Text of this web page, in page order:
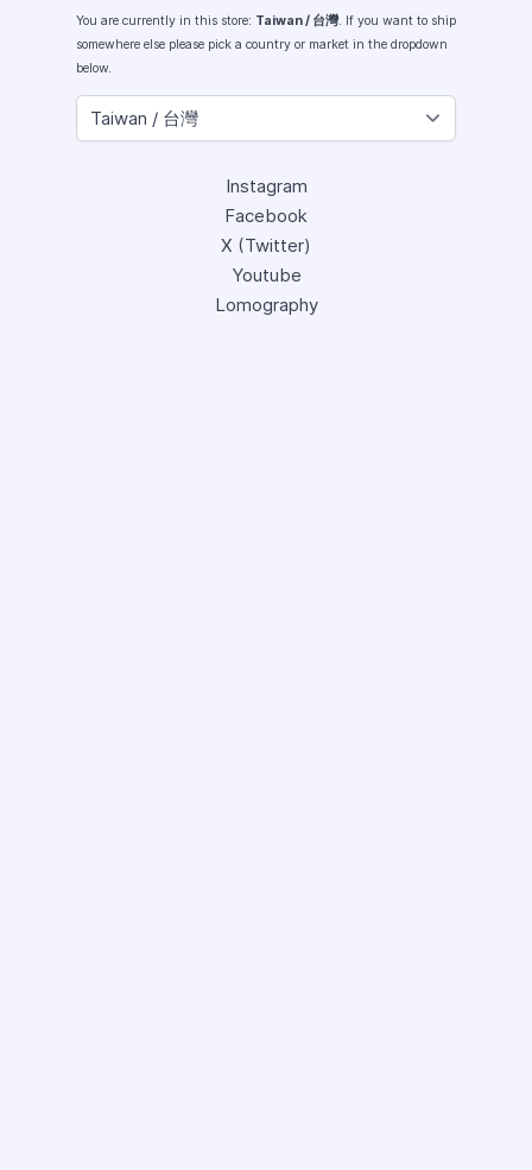
You are currently in this store: Taiwan / 台灣. If you want to ship
somewhere else please pick a country or market in the dropdown
below.
Instagram
Facebook
X (Twitter)
Youtube
Lomography